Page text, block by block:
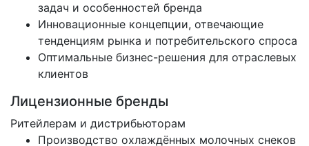
задач и особенностей бренда
Инновационные концепции, отвечающие
тенденциям рынка и потребительского спроса
Оптимальные бизнес-решения для отраслевых
клиентов
Лицензионные бренды
Ритейлерам и дистрибьюторам
Производство охлаждённых молочных снеков